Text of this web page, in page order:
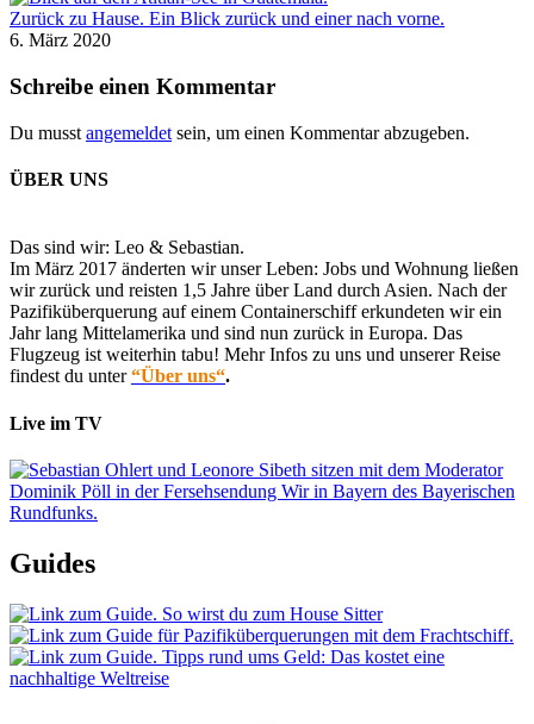
Zurück zu Hause. Ein Blick zurück und einer nach vorne.
6. März 2020
Schreibe einen Kommentar
Du musst angemeldet sein, um einen Kommentar abzugeben.
ÜBER UNS
Das sind wir: Leo & Sebastian.
Im März 2017 änderten wir unser Leben: Jobs und Wohnung ließen
wir zurück und reisten 1,5 Jahre über Land durch Asien. Nach der
Pazifiküberquerung auf einem Containerschiff erkundeten wir ein
Jahr lang Mittelamerika und sind nun zurück in Europa. Das
Flugzeug ist weiterhin tabu! Mehr Infos zu uns und unserer Reise
findest du unter“Über uns“.
Live im TV
Guides